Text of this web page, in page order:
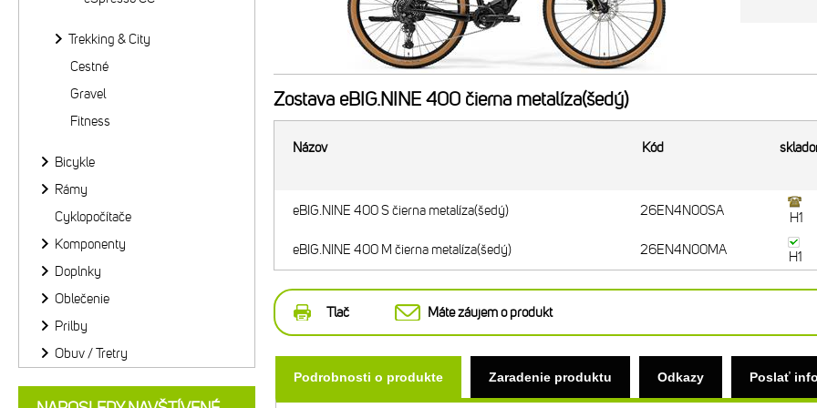
Zostava eBIG.NINE 400 čierna metalíza(šedý)
Názov Kód
eBIG.NINE 400 S čierna metalíza(šedý) 26EN4N00SA
H1
eBIG.NINE 400 M čierna metalíza(šedý)
26EN4N00MA H1
Tlač Máte záujem o produkt
Podrobnosti o produkte Zaradenie produktu Odkazy Poslať
Trekking & City
Cestné
Gravel
Fitness
Bicykle
Rámy
Cyklopočítače
Komponenty
Doplnky
Oblečenie
Prilby
Obuv / Tretry